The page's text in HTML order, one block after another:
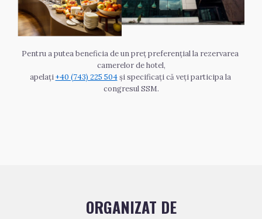
Pentru a putea beneficia de un preț preferențial la rezervarea
camerelor de hotel,
apelați +40 (743) 225 504 și specificați că veți participa la
congresul SSM.
ORGANIZAT DE